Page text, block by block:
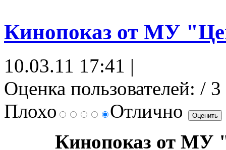
Кинопоказ от МУ
10.03.11 17:41 |
Оценка пользователей: / 3
Плохо
Отлично
Кинопоказ от МУ